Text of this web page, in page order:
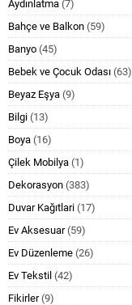
Aydınlatma (7)
Bahçe ve Balkon (59)
Banyo (45)
Bebek ve Çocuk Odası (63)
Beyaz Eşya (9)
Bilgi (13)
Boya (16)
Çilek Mobilya (1)
Dekorasyon (383)
Duvar Kağıtlari (17)
Ev Aksesuar(59)
Ev Düzenleme (26)
Ev Tekstil (42)
Fikirler(9)